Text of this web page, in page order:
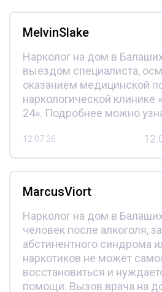
MelvinSlake
Нарколог на дом в
выездом специалиста,
оказанием медицинской
наркологической
24». Подробнее можно
12.07.26
MarcusViort
Нарколог на дом в
человек после алкоголя,
абстинентного синдрома
наркотиков не может
восстановиться и
помощи. Вызов врача на